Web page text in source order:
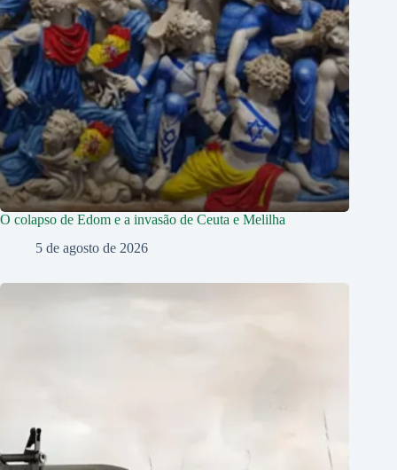
O colapso de Edom e a invasão de Ceuta e Melilha
5 de agosto de 2026